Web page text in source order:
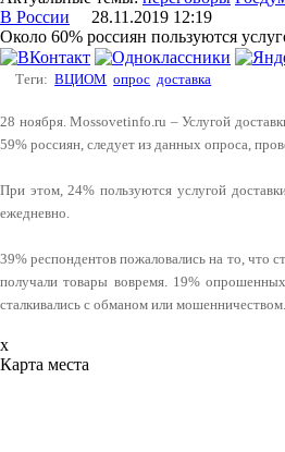
В России 28.11.2019 12:19
Около 60% россиян пользуются
Теги: ВЦИОМ опрос доставка
28 ноября. Mossovetinfo.ru – Услугой
59% россиян, следует из данных опроса,
При этом, 24% пользуются услугой
ежедневно.
39% респондентов пожаловались на то, что
получали товары вовремя. 19%
сталкивались с обманом или мошенничеством.
x
Карта места